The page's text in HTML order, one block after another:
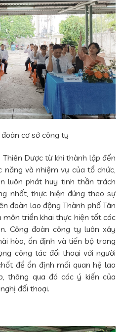
cơ sở công ty
Dược từ khi thành lập đến
và nhiệm vụ của tổ chức,
luôn phát huy tinh thần trách
nhất, thực hiện đúng theo sự
đoàn lao động Thành phố Tân
môn triển khai thực hiện tốt các
Công đoàn công ty luôn xây
hòa, ổn định và tiến bộ trong
công tác đối thoại với người
để ổn định mối quan hệ lao
thông qua đó các ý kiến của
đối thoại.